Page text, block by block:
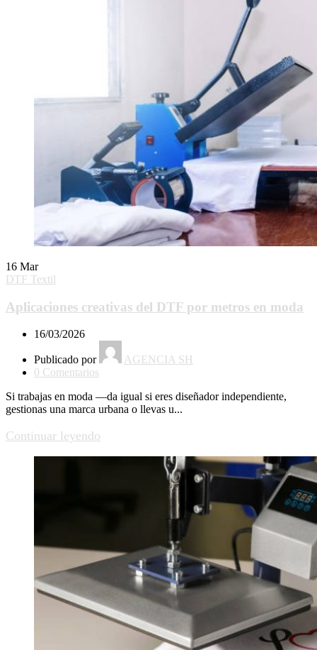
16 Mar
DTF Textil
Aplicaciones creativas del DTF por metros en moda
16/03/2026
Publicado por
AGENCIA SH
0 Comentarios
Si trabajas en moda —da igual si eres diseñador independiente,
gestionas una marca urbana o llevas u...
Continuar leyendo